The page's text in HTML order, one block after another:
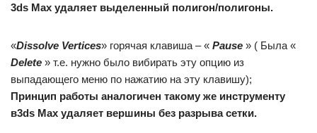
3ds Max удаляет выделенный полигон/полигоны.
«Dissolve Vertices» горячая клавиша – « Pause » ( Была «
Delete » т.е. нужно было вибирать эту опцию из
выпадающего меню по нажатию на эту клавишу);
Принцип работы аналогичен такому же инструменту
в3ds Max удаляет вершины без разрыва сетки.